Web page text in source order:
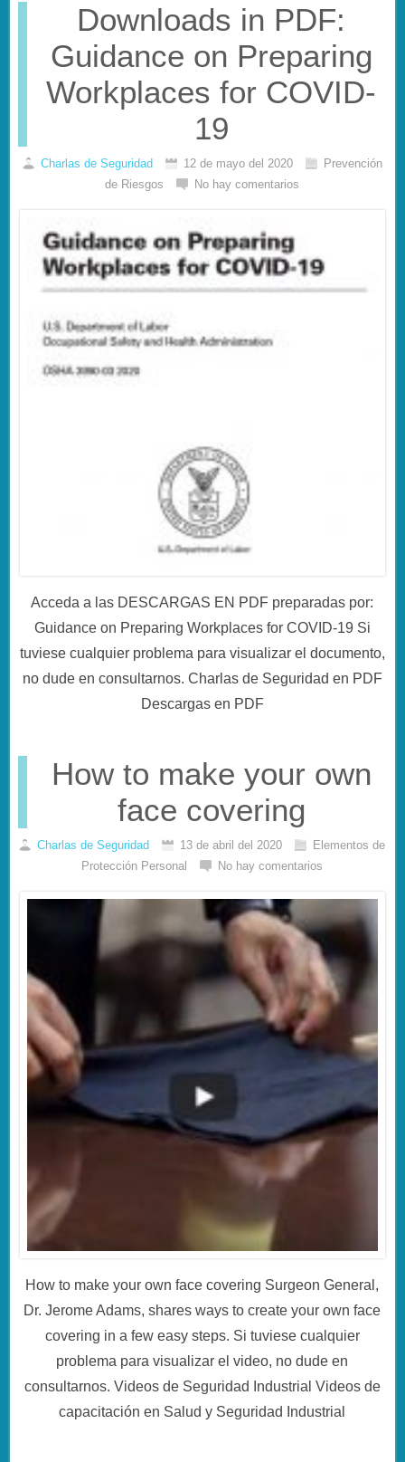
Downloads in PDF:
Guidance on Preparing
Workplaces for COVID-
19
Charlas de Seguridad 12 de mayo del 2020
Prevención
de Riesgos
No hay comentarios
Acceda a las DESCARGAS EN PDF preparadas por:
Guidance on Preparing Workplaces for COVID-19 Si
tuviese cualquier problema para visualizar el documento,
no dude en consultarnos. Charlas de Seguridad en PDF
Descargas en PDF
How to make your own
face covering
Charlas de Seguridad 13 de abril del 2020
Elementos de
Protección Personal
No hay comentarios
How to make your own face covering Surgeon General,
Dr. Jerome Adams, shares ways to create your own face
covering in a few easy steps. Si tuviese cualquier
problema para visualizar el video, no dude en
consultarnos. Videos de Seguridad Industrial Videos de
capacitación en Salud y Seguridad Industrial